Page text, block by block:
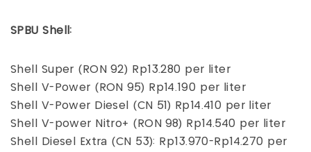
SPBU Shell:
Shell Super (RON 92) Rp13.280 per liter
Shell V-Power (RON 95) Rp14.190 per liter
Shell V-Power Diesel (CN 51) Rp14.410 per liter
Shell V-power Nitro+ (RON 98) Rp14.540 per liter
Shell Diesel Extra (CN 53): Rp13.970-Rp14.270 per